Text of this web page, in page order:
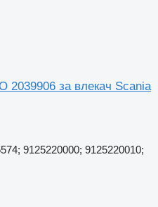
2039906 за влекач Scania
9125220000; 9125220010;